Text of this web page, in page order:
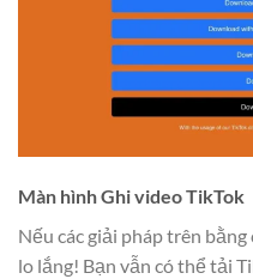
Màn hình Ghi video TikTok
Nếu các giải pháp trên
lo lắng! Bạn vẫn có thể tải